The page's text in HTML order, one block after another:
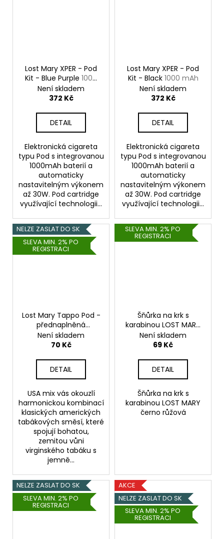
Lost Mary XPER - Pod
Kit - Blue Purple 1000
mAh
Není skladem
372 Kč
DETAIL
Elektronická cigareta
typu Pod s integrovanou
1000mAh baterií a
automaticky
nastavitelným výkonem
až 30W. Pod cartridge
využívající technologii...
Lost Mary XPER - Pod
Kit - Black 1000 mAh
Není skladem
372 Kč
DETAIL
Elektronická cigareta
typu Pod s integrovanou
1000mAh baterií a
automaticky
nastavitelným výkonem
až 30W. Pod cartridge
využívající technologii...
NELZE ZASLAT DO SK
SLEVA MIN. 2% PO
REGISTRACI
Lost Mary Tappo Pod -
přednaplněná
Cartridge - USA Mix -
17mg
Není skladem
70 Kč
DETAIL
USA mix vás okouzlí
harmonickou kombinací
klasických amerických
tabákových směsí, které
spojují bohatou,
zemitou vůni
virginského tabáku s
jemně...
SLEVA MIN. 2% PO
REGISTRACI
Šňůrka na krk s
karabinou LOST MARY
černo růžová
Není skladem
69 Kč
DETAIL
Šňůrka na krk s
karabinou LOST MARY
černo růžová
NELZE ZASLAT DO SK
SLEVA MIN. 2% PO
REGISTRACI
AKCE
NELZE ZASLAT DO SK
SLEVA MIN. 2% PO
REGISTRACI